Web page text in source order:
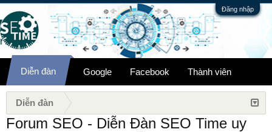
Đăng nhập
Diễn đàn Google Facebook Thành viên
Diễn đàn
Forum SEO - Diễn Đàn SEO Time uy